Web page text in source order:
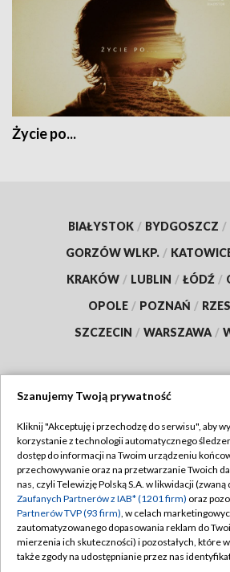
Życie po...
BIAŁYSTOK / BYDGOSZCZ /
GORZÓW WLKP. /
KRAKÓW / LUBLIN / ŁÓDŹ /
OPOLE / POZNAŃ /
SZCZECIN / WARSZAWA /
TVP
Abonament TVP
Emisja w TVP
Centrum informacji TVP
Naziemna Telewizja Cyfrowa
Regulamin TVP
Polityka
Moje zgody
Pomoc
Szanujemy Twoją prywatność
Kliknij "Akceptuję i przechodzę do serwisu", aby
korzystanie z technologii automatycznego
dostęp do informacji na Twoim urządzeniu
przechowywanie oraz na przetwarzanie Twoich
nas, czyli Telewizję Polską S.A. w likwidacji (zwaną
Zaufanych Partnerów z IAB* (1201 firm) oraz
Partnerów TVP (93 firm), w celach
zautomatyzowanego dopasowania reklam do
mierzenia ich skuteczności) i pozostałych, które
także zgody na udostępnianie przez nas